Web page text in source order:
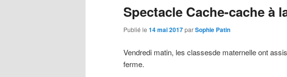
Spectacle Cache-cache à
Publié le 14 mai 2017parSophie Patin
Vendredi matin, les classesde maternelle ont
ferme.